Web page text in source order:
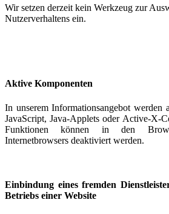
Wir setzen derzeit kein Werkzeug zur
Nutzerverhaltens ein.
Aktive Komponenten
In unserem Informationsangebot werden
JavaScript, Java-Applets oder Active-X-
Funktionen können in den
Internetbrowsers deaktiviert werden.
Einbindung eines fremden
Betriebs einer Website